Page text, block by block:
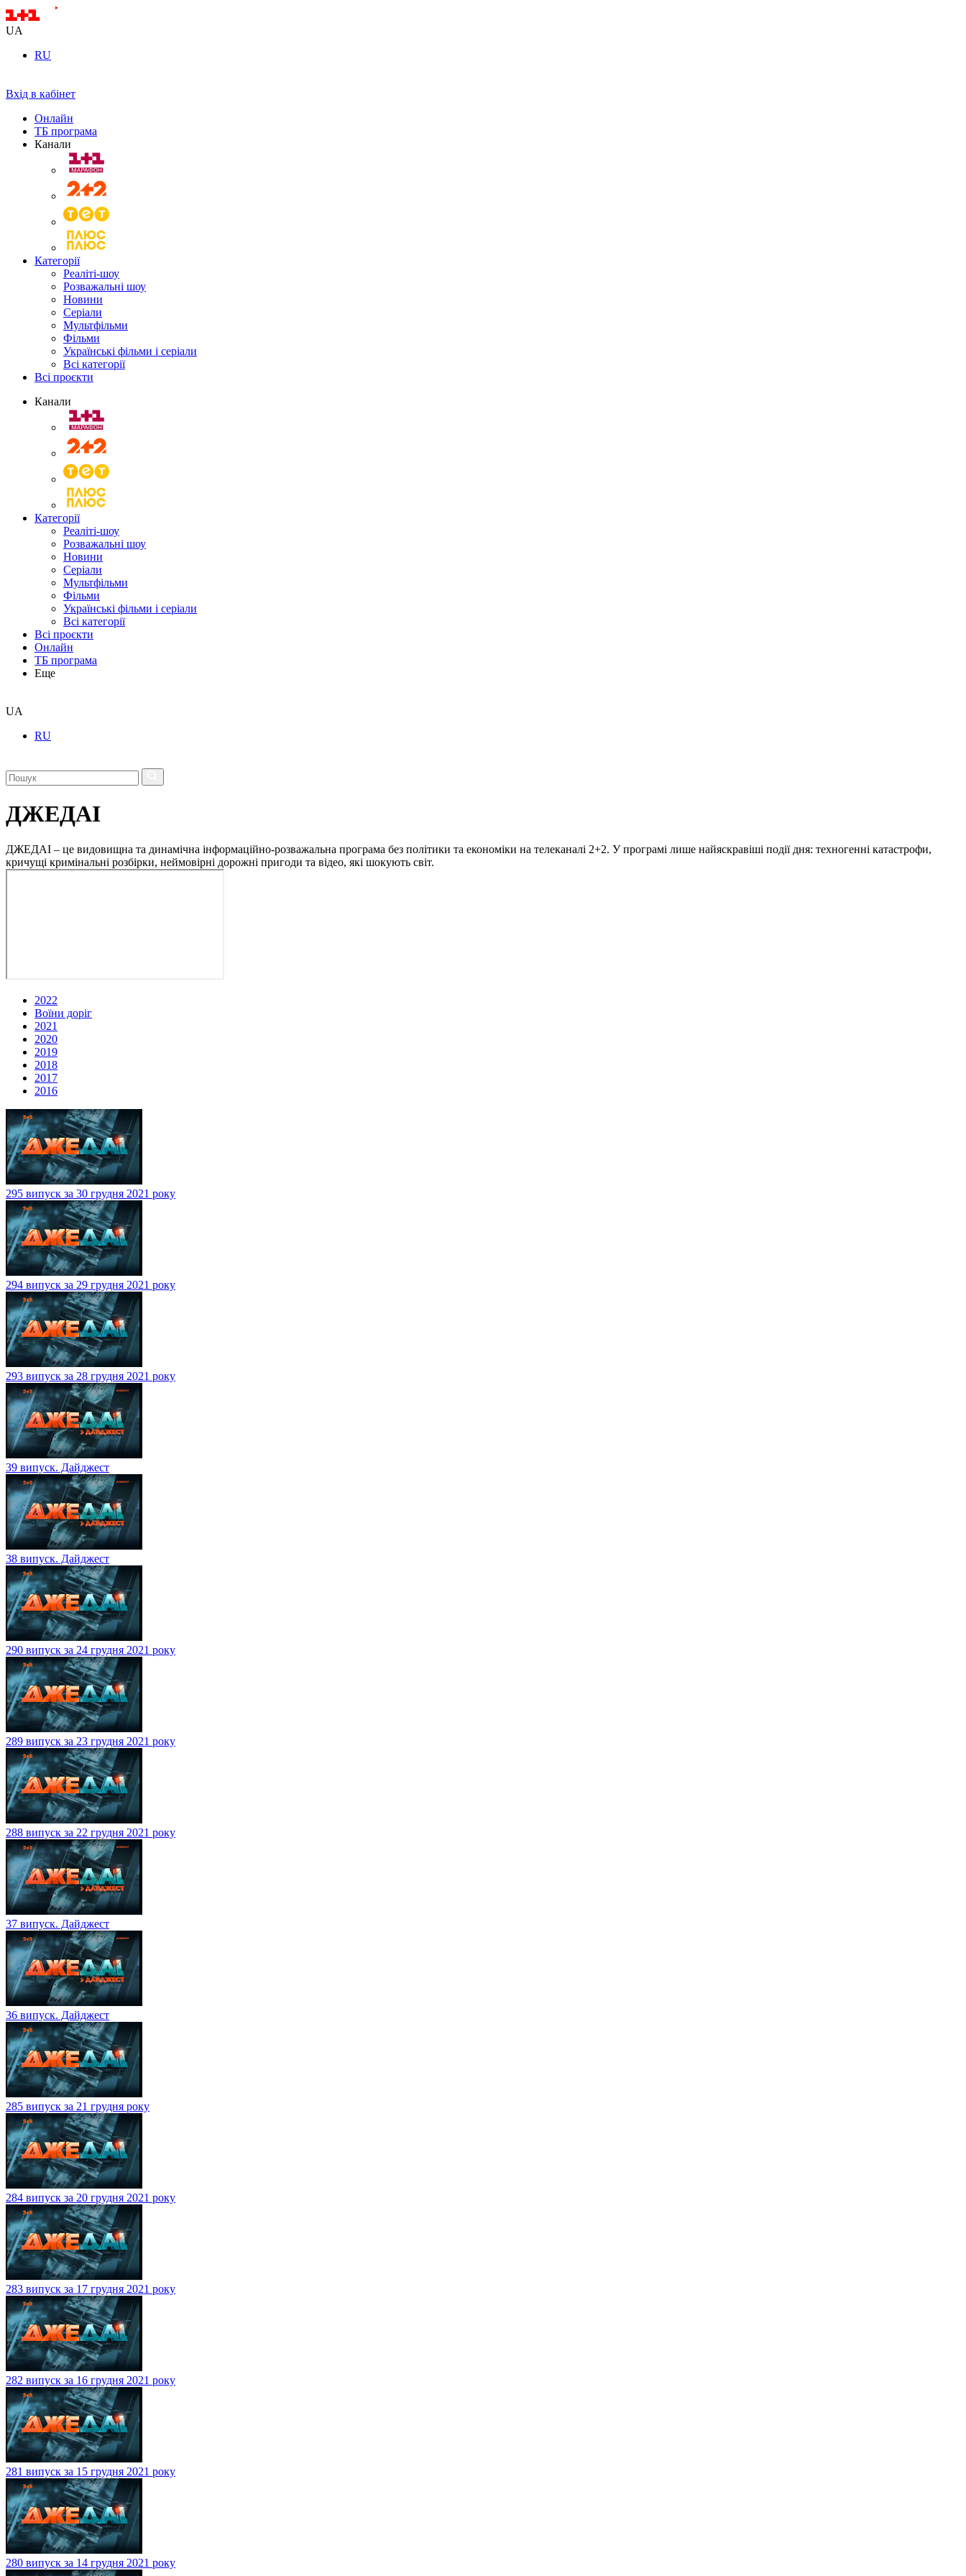
UA
RU
Вхід в кабінет
Онлайн
ТБ програма
Канали
Категорії
Реаліті-шоу
Розважальні шоу
Новини
Серіали
Мультфільми
Фільми
Українські фільми і серіали
Всі категорії
Всі проєкти
Канали
Категорії
Реаліті-шоу
Розважальні шоу
Новини
Серіали
Мультфільми
Фільми
Українські фільми і серіали
Всі категорії
Всі проєкти
Онлайн
ТБ програма
Еще
UA
RU
ДЖЕДАІ
ДЖЕДАІ – це видовищна та динамічна інформаційно-розважальна програма без політики та економіки на телеканалі 2+2. У програмі лише найяскравіші події дня: техногенні катастрофи,
кричущі кримінальні розбірки, неймовірні дорожні пригоди та відео, які шокують світ.
2022
Воїни доріг
2021
2020
2019
2018
2017
2016
295 випуск за 30 грудня 2021 року
294 випуск за 29 грудня 2021 року
293 випуск за 28 грудня 2021 року
39 випуск. Дайджест
38 випуск. Дайджест
290 випуск за 24 грудня 2021 року
289 випуск за 23 грудня 2021 року
288 випуск за 22 грудня 2021 року
37 випуск. Дайджест
36 випуск. Дайджест
285 випуск за 21 грудня року
284 випуск за 20 грудня 2021 року
283 випуск за 17 грудня 2021 року
282 випуск за 16 грудня 2021 року
281 випуск за 15 грудня 2021 року
280 випуск за 14 грудня 2021 року